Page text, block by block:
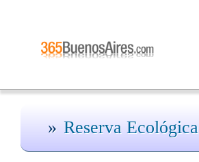
Reserva Ecológica